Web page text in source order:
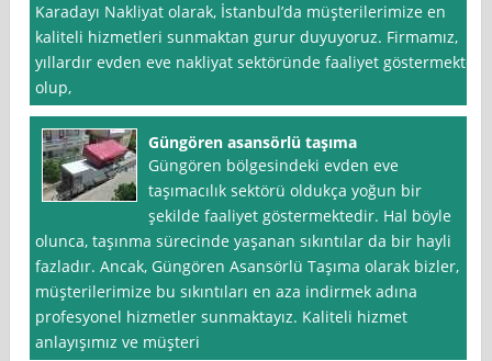
Karadayı Nakliyat olarak, İstanbul’da müşterilerimize en
kaliteli hizmetleri sunmaktan gurur duyuyoruz. Firmamız,
yıllardır evden eve nakliyat sektöründe faaliyet göstermekte
olup,
Güngören asansörlü taşıma
Güngören bölgesindeki evden eve
taşımacılık sektörü oldukça yoğun bir
şekilde faaliyet göstermektedir. Hal böyle
olunca, taşınma sürecinde yaşanan sıkıntılar da bir hayli
fazladır. Ancak, Güngören Asansörlü Taşıma olarak bizler,
müşterilerimize bu sıkıntıları en aza indirmek adına
profesyonel hizmetler sunmaktayız. Kaliteli hizmet
anlayışımız ve müşteri